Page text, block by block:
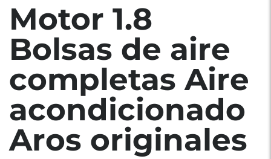
Motor 1.8
Bolsas de aire
completas Aire
acondicionado
Aros originales